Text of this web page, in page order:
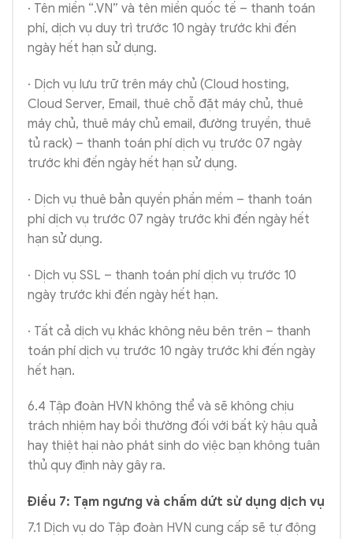
· Tên miền “.VN” và tên miền quốc tế – thanh toán
phí, dịch vụ duy trì trước 10 ngày trước khi đến
ngày hết hạn sử dụng.
· Dịch vụ lưu trữ trên máy chủ (Cloud hosting,
Cloud Server, Email, thuê chỗ đặt máy chủ, thuê
máy chủ, thuê máy chủ email, đường truyền, thuê
tủ rack) – thanh toán phí dịch vụ trước 07 ngày
trước khi đến ngày hết hạn sử dụng.
· Dịch vụ thuê bản quyền phần mềm – thanh toán
phí dịch vụ trước 07 ngày trước khi đến ngày hết
hạn sử dụng.
· Dịch vụ SSL – thanh toán phí dịch vụ trước 10
ngày trước khi đến ngày hết hạn.
· Tất cả dịch vụ khác không nêu bên trên – thanh
toán phí dịch vụ trước 10 ngày trước khi đến ngày
hết hạn.
6.4 Tập đoàn HVN không thể và sẽ không chịu
trách nhiệm hay bồi thường đối với bất kỳ hậu quả
hay thiệt hại nào phát sinh do việc bạn không tuân
thủ quy định này gây ra.
Điều 7: Tạm ngưng và chấm dứt sử dụng dịch vụ
7.1 Dịch vụ do Tập đoàn HVN cung cấp sẽ tự động